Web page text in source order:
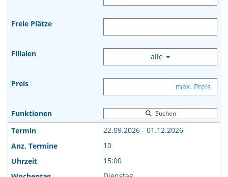
alle
Suchen
22.09.2026 - 01.12.2026
10
15:00